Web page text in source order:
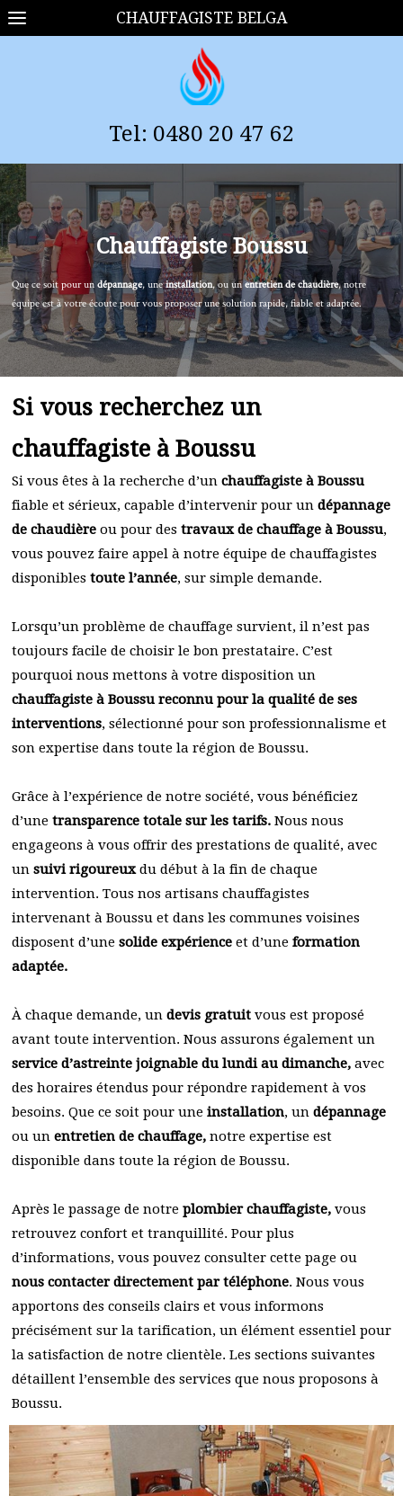
CHAUFFAGISTE BELGA
Tel: 0480 20 47 62
ChauffagisteBoussu
Que ce soit pour un dépannage, uneinstallation, ou unentretien de chaudière, notre
équipe est à votre écoute pour vous proposer une solution rapide, fiable et adaptée.
Si vous recherchez un
chauffagiste à Boussu
Si vous êtes à la recherche d’un chauffagiste à Boussu
fiable et sérieux, capable d’intervenir pour un dépannage
de chaudière ou pour des travaux de chauffage à Boussu,
vous pouvez faire appel à notre équipe de chauffagistes
disponibles toute l’année, sur simple demande.
Lorsqu’un problème de chauffage survient, il n’est pas
toujours facile de choisir le bon prestataire. C’est
pourquoi nous mettons à votre disposition un
chauffagiste à Boussu reconnu pour la qualité de ses
interventions, sélectionné pour son professionnalisme et
son expertise dans toute la région de Boussu.
Grâce à l’expérience de notre société, vous bénéficiez
d’une transparence totale sur les tarifs. Nous nous
engageons à vous offrir des prestations de qualité, avec
un suivi rigoureuxdu début à la fin de chaque
intervention. Tous nos artisans chauffagistes
intervenant à Boussu et dans les communes voisines
disposent d’une solide expérience et d’une formation
adaptée.
À chaque demande, un devis gratuit vous est proposé
avant toute intervention. Nous assurons également un
service d’astreinte joignable du lundi au dimanche, avec
des horaires étendus pour répondre rapidement à vos
besoins. Que ce soit pour une installation, un dépannage
ou un entretien de chauffage, notre expertise est
disponible dans toute la région de Boussu.
Après le passage de notre plombier chauffagiste, vous
retrouvez confort et tranquillité. Pour plus
d’informations, vous pouvez consulter cette page ou
nous contacter directement par téléphone. Nous vous
apportons des conseils clairs et vous informons
précisément sur la tarification, un élément essentiel pour
la satisfaction de notre clientèle. Les sections suivantes
détaillent l’ensemble des services que nous proposons à
Boussu.